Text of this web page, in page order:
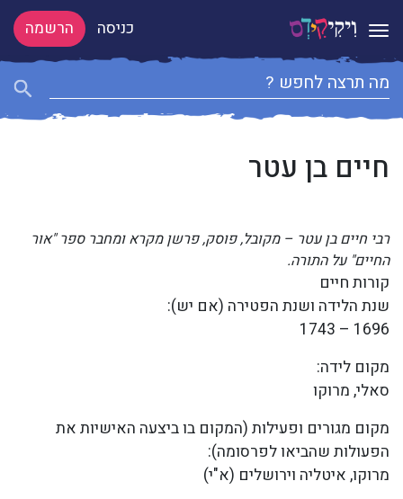
Toggle navigation כניסה הרשמה
חיים בן עטר
רבי חיים בן עטר – מקובל, פוסק, פרשן מקרא ומחבר ספר "אור
החיים" על התורה.
קורות חיים
שנת הלידה ושנת הפטירה (אם יש):
1696 – 1743
מקום לידה:
סאלי, מרוקו
מקום מגורים ופעילות (המקום בו ביצעה האישיות את
הפעולות שהביאו לפרסומה):
מרוקו, איטליה וירושלים (א"י)